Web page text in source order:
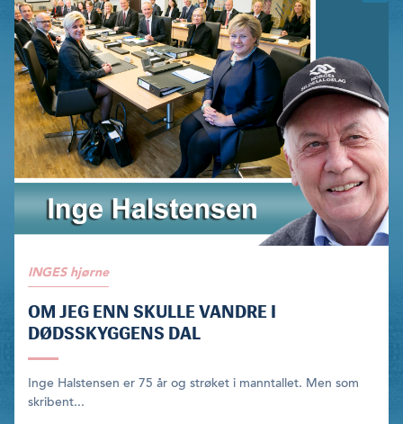
INGES hjørne
OM JEG ENN SKULLE VANDRE I
DØDSSKYGGENS DAL
Inge Halstensen er 75 år og strøket i manntallet. Men som
skribent...